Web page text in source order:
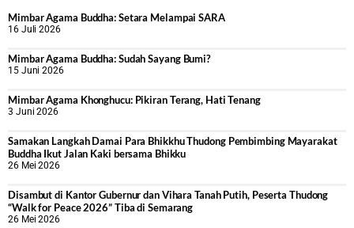
Mimbar Agama Buddha: Setara Melampai SARA
16 Juli 2026
Mimbar Agama Buddha: Sudah Sayang Bumi?
15 Juni 2026
Mimbar Agama Khonghucu: Pikiran Terang, Hati Tenang
3 Juni 2026
Samakan Langkah Damai Para Bhikkhu Thudong Pembimbing Mayarakat
Buddha Ikut Jalan Kaki bersama Bhikku
26 Mei 2026
Disambut di Kantor Gubernur dan Vihara Tanah Putih, Peserta Thudong
“Walk for Peace 2026” Tiba di Semarang
26 Mei 2026